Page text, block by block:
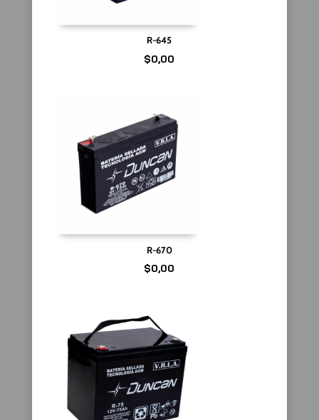
R-645
$0,00
R-670
$0,00